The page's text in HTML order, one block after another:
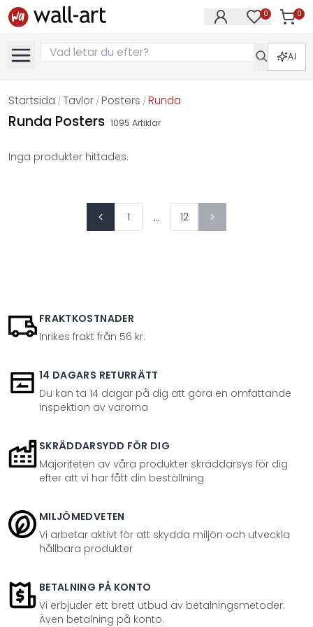
0 0
AI
Startsida / Tavlor / Posters /Runda
Runda Posters 1095 Artiklar
Inga produkter hittades.
1 ... 12
FRAKTKOSTNADER
Inrikes frakt från 56 kr.
14 DAGARS RETURRÄTT
Du kan ta 14 dagar på dig att göra en omfattande
inspektion av varorna
SKRÄDDARSYDD FÖR DIG
Majoriteten av våra produkter skräddarsys för dig
efter att vi har fått din beställning
MILJÖMEDVETEN
Vi arbetar aktivt för att skydda miljön och utveckla
hållbara produkter
BETALNING PÅ KONTO
Vi erbjuder ett brett utbud av betalningsmetoder.
Även betalning på konto.